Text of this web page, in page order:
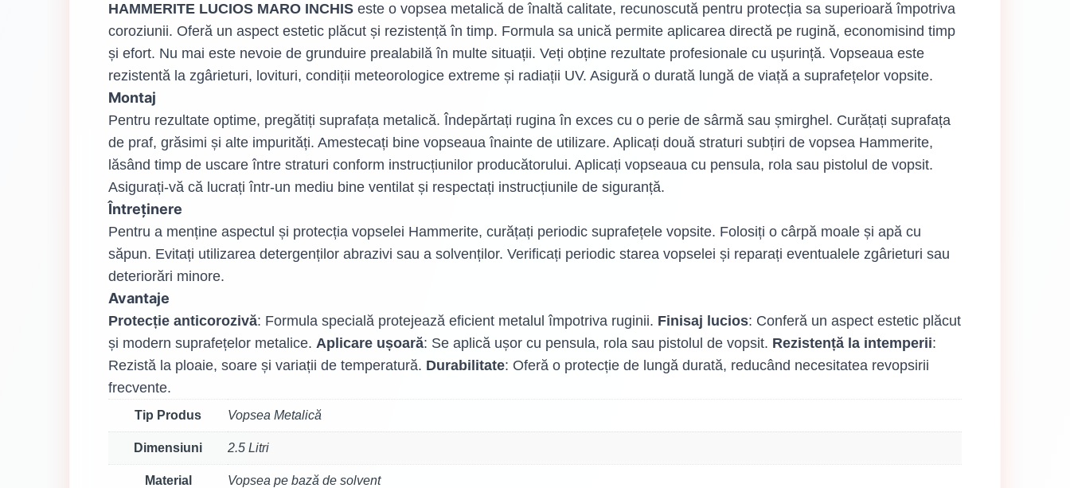
HAMMERITE LUCIOS MARO INCHIS este o vopsea metalică de înaltă calitate, recunoscută pentru protecția sa superioară împotriva
coroziunii. Oferă un aspect estetic plăcut și rezistență în timp. Formula sa unică permite aplicarea directă pe rugină, economisind timp
și efort. Nu mai este nevoie de grunduire prealabilă în multe situații. Veți obține rezultate profesionale cu ușurință. Vopseaua este
rezistentă la zgârieturi, lovituri, condiții meteorologice extreme și radiații UV. Asigură o durată lungă de viață a suprafețelor vopsite.
Montaj
Pentru rezultate optime, pregătiți suprafața metalică. Îndepărtați rugina în exces cu o perie de sârmă sau șmirghel. Curățați suprafața
de praf, grăsimi și alte impurități. Amestecați bine vopseaua înainte de utilizare. Aplicați două straturi subțiri de vopsea Hammerite,
lăsând timp de uscare între straturi conform instrucțiunilor producătorului. Aplicați vopseaua cu pensula, rola sau pistolul de vopsit.
Asigurați-vă că lucrați într-un mediu bine ventilat și respectați instrucțiunile de siguranță.
Întreținere
Pentru a menține aspectul și protecția vopselei Hammerite, curățați periodic suprafețele vopsite. Folosiți o cârpă moale și apă cu
săpun. Evitați utilizarea detergenților abrazivi sau a solvenților. Verificați periodic starea vopselei și reparați eventualele zgârieturi sau
deteriorări minore.
Avantaje
Protecție anticorozivă: Formula specială protejează eficient metalul împotriva ruginii. Finisaj lucios: Conferă un aspect estetic plăcut
și modern suprafețelor metalice. Aplicare ușoară: Se aplică ușor cu pensula, rola sau pistolul de vopsit. Rezistență la intemperii:
Rezistă la ploaie, soare și variații de temperatură. Durabilitate: Oferă o protecție de lungă durată, reducând necesitatea revopsirii
frecvente.
Tip Produs Vopsea Metalică
Dimensiuni 2.5 Litri
Material Vopsea pe bază de solvent